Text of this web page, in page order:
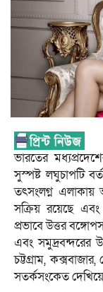
ভারতের
সুস্পষ্ট লঘুচাপটি
তৎসংলগ্ন এলাকায়
সক্রিয় রয়েছে
প্রভাবে উত্তর
এবং সমুদ্রবন্দরের
চট্টগ্রাম,
সতর্কসংকেত